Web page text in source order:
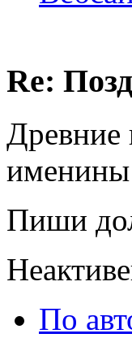
Re:
Древние
именины
Пиши
По